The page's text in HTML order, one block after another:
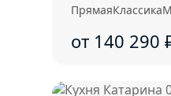
ПрямаяКлассика
от 140 290